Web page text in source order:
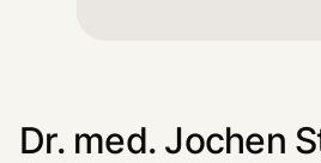
Dr. med. Jochen